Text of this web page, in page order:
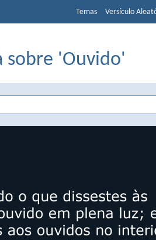
Temas Versículo
sobre 'Ouvido'